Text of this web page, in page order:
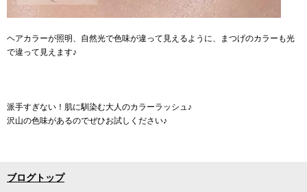
ヘアカラーが照明、自然光で色味が違って見えるように、まつげのカラーも光
で違って見えます♪
派手すぎない！肌に馴染む大人のカラーラッシュ♪
沢山の色味があるのでぜひお試しください♪
ブログトップ